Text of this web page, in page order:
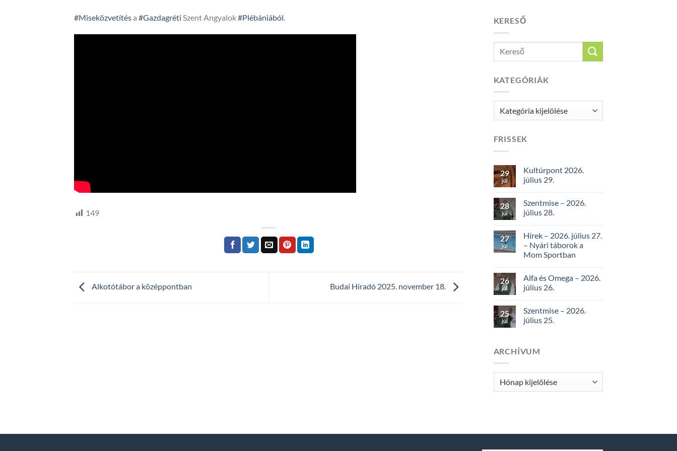
#Miseközvetítésa #Gazdagréti Szent Angyalok#Plébániából.
149
Alkotótábor a középpontban Budai Híradó 2025. november 18.
KERESŐ
KATEGÓRIÁK
Kategóriák
FRISSEK
29
júl
Kultúrpont 2026.
július 29.
28
júl
Szentmise – 2026.
július 28.
27
júl
Hírek – 2026. július 27.
– Nyári táborok a
Mom Sportban
26
júl
Alfa és Omega – 2026.
július 26.
25
júl
Szentmise – 2026.
július 25.
ARCHÍVUM
Archívum